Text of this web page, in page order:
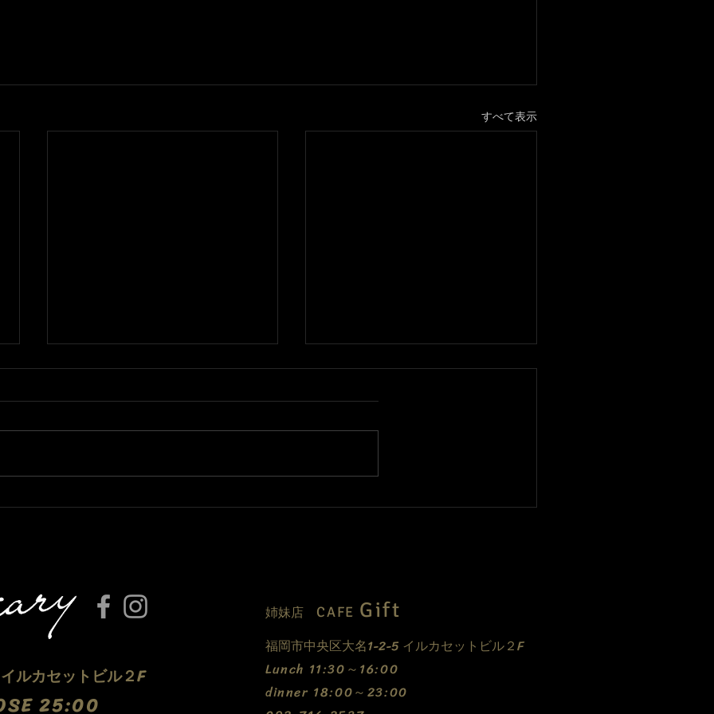
すべて表示
只今、休業中ですがご予約承
ルカセットビル２F
25:00
​姉妹店 CAFE Gift
福岡市中央区大名1-2-5 イルカセットビル２F
​Lunch 11:30～16:00
dinner 18:00～23:00